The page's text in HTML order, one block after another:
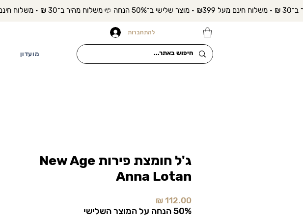
מועדון
להתחברות
ג'ל חומצת פירות New Age
Anna Lotan
50% הנחה על המוצר השלישי